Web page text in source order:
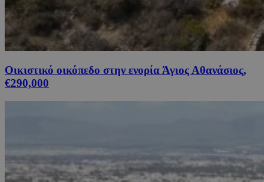
Οικιστικό οικόπεδο στην ενορία Άγιος Αθανάσιος,
€290,000